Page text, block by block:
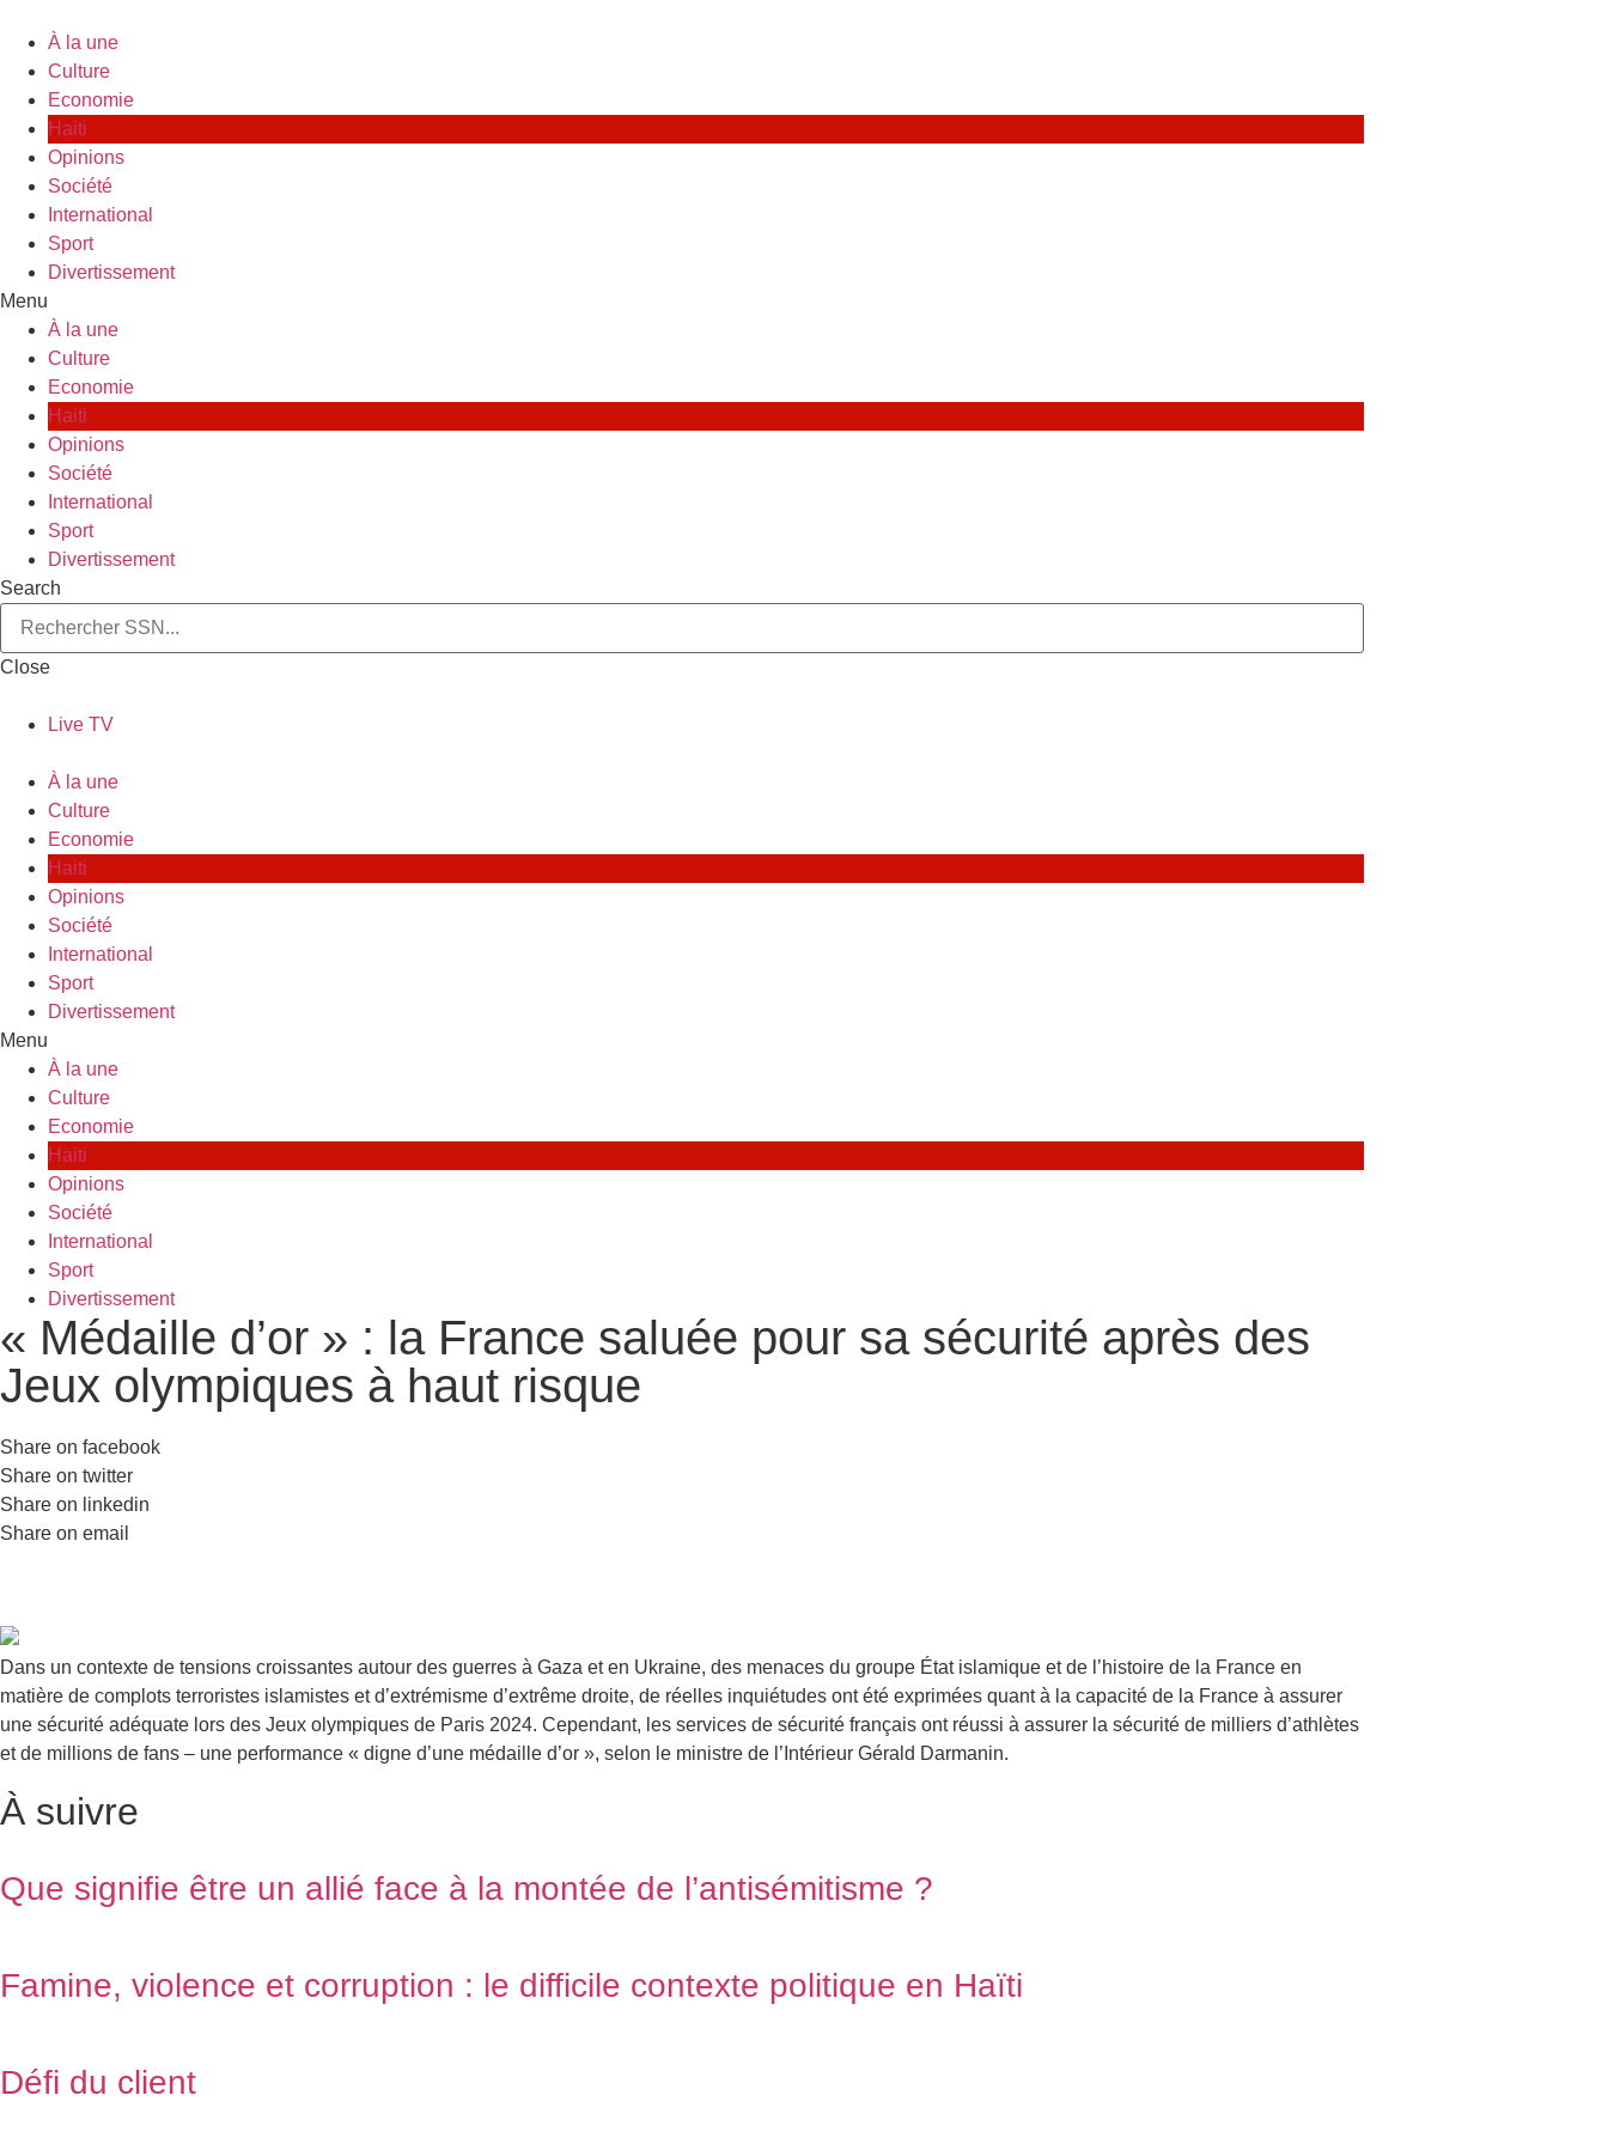
content
À la une
Culture
Economie
Haiti
Opinions
Société
International
Sport
Divertissement
Menu
À la une
Culture
Economie
Haiti
Opinions
Société
International
Sport
Divertissement
Search
Close
Live TV
À la une
Culture
Economie
Haiti
Opinions
Société
International
Sport
Divertissement
Menu
À la une
Culture
Economie
Haiti
Opinions
Société
International
Sport
Divertissement
« Médaille d’or » : la France saluée pour sa sécurité après des
Jeux olympiques à haut risque
Share on facebook
Share on twitter
Share on linkedin
Share on email
Dans un contexte de tensions croissantes autour des guerres à Gaza et en Ukraine, des menaces du groupe État islamique et de l’histoire de la France en
matière de complots terroristes islamistes et d’extrémisme d’extrême droite, de réelles inquiétudes ont été exprimées quant à la capacité de la France à assurer
une sécurité adéquate lors des Jeux olympiques de Paris 2024. Cependant, les services de sécurité français ont réussi à assurer la sécurité de milliers d’athlètes
et de millions de fans – une performance « digne d’une médaille d’or », selon le ministre de l’Intérieur Gérald Darmanin.
À suivre
Que signifie être un allié face à la montée de l’antisémitisme ?
Famine, violence et corruption : le difficile contexte politique en Haïti
Défi du client